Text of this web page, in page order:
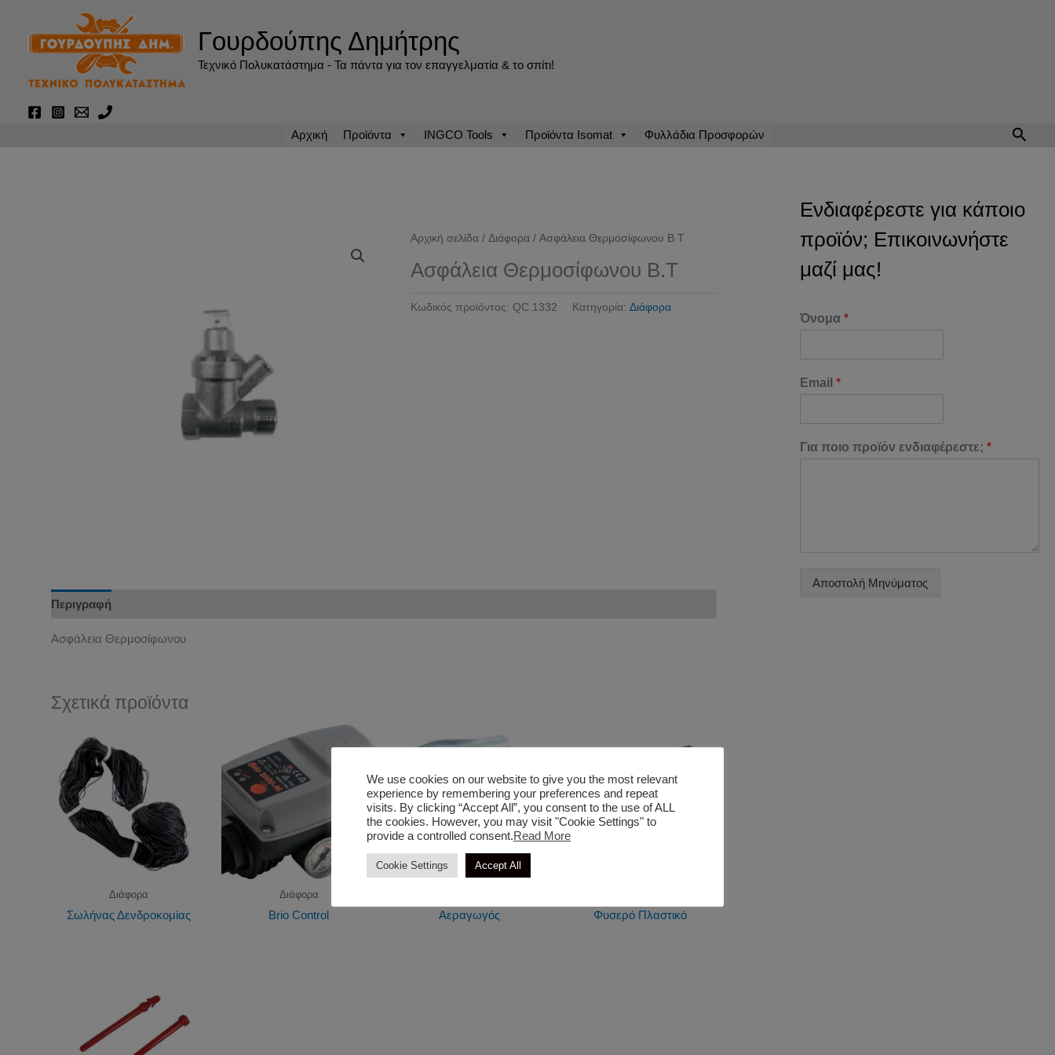
περιεχόμενο
Γουρδούπης Δημήτρης
Τεχνικό Πολυκατάστημα - Τα πάντα για τον επαγγελματία & το σπίτι!
Αρχική Προϊόντα INGCO Tools Προϊόντα Isomat Φυλλάδια Προσφορών
Αρχική σελίδα /Διάφορα / Ασφάλεια Θερμοσίφωνου Β.Τ
Ασφάλεια Θερμοσίφωνου Β.Τ
Κωδικός προϊόντος: QC.1332 Κατηγορία:Διάφορα
Περιγραφή
Ασφάλεια Θερμοσίφωνου
Σχετικά προϊόντα
Διάφορα
Σωλήνας Δενδροκομίας
Διάφορα
Brio Control Αεραγωγός Φυσερό Πλαστικό
Ενδιαφέρεστε για κάποιο
προϊόν; Επικοινωνήστε
μαζί μας!
Όνομα *
Email *
Για ποιο προϊόν ενδιαφέρεστε; *
Αποστολή Μηνύματος
We use cookies on our website to give you the most relevant
experience by remembering your preferences and repeat
visits. By clicking “Accept All”, you consent to the use of ALL
the cookies. However, you may visit "Cookie Settings" to
provide a controlled consent.Read More
Cookie Settings Accept All